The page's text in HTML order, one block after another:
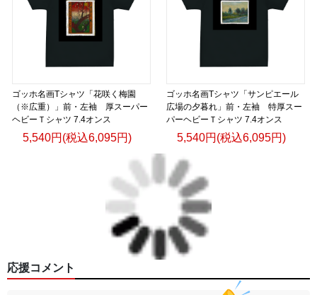
ゴッホ名画Tシャツ「花咲く梅園
（※広重）」前・左袖 厚スーパー
ヘビーＴシャツ 7.4オンス
5,540円(税込6,095円)
ゴッホ名画Tシャツ「サンピエール
広場の夕暮れ」前・左袖 特厚スー
パーヘビーＴシャツ 7.4オンス
5,540円(税込6,095円)
応援コメント